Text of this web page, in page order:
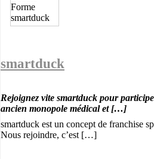
smartduck
Rejoignez vite smartduck pour
ancien monopole médical et […]
smartduck est un concept de franchise
Nous rejoindre, c’est […]